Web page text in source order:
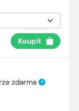
Koupit
zdarma ?